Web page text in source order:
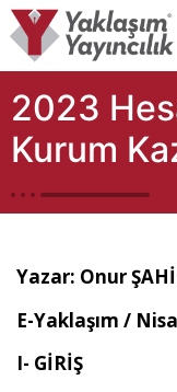
2023
Kurum
Yazar: Onur
E-Yaklaşım /
I- GİRİŞ